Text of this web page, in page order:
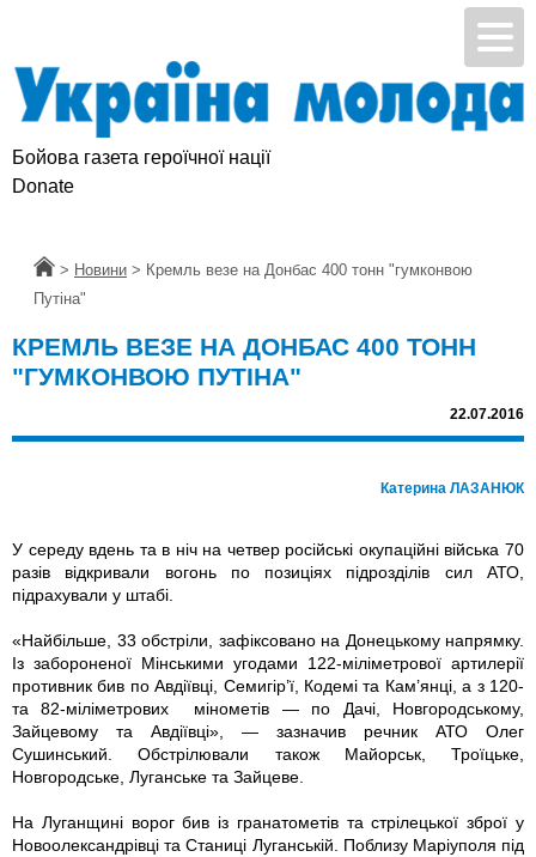
Бойова газета героїчної нації
Donate
Головна
> Новини > Кремль везе на Донбас 400 тонн "гумконвою
Путіна"
КРЕМЛЬ ВЕЗЕ НА ДОНБАС 400 ТОНН
"ГУМКОНВОЮ ПУТІНА"
22.07.2016
Катерина ЛАЗАНЮК
У середу вдень та в ніч на четвер російські окупаційні війська 70
разів відкривали вогонь по позиціях підрозділів сил АТО,
підрахували у штабі.
«Найбільше, 33 обстріли, зафіксовано на Донецькому напрямку.
Із забороненої Мінськими угодами 122-мiлiметрової артилерії
противник бив по Авдіївці, Семигір’ї, Кодемі та Кам’янці, а з 120-
та 82-мiлiметрових мінометів — по Дачі, Новгородському,
Зайцевому та Авдіївці», — зазначив речник АТО Олег
Сушинський. Обстрілювали також Майорськ, Троїцьке,
Новгородське, Луганське та Зайцеве.
На Луганщині ворог бив iз гранатометів та стрілецької зброї у
Ново­олександрівці та Станиці Луганській. Поблизу Маріуполя під